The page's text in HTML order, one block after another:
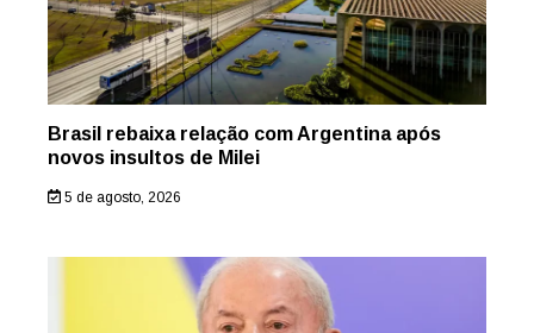
Brasil rebaixa relação com Argentina após
novos insultos de Milei
5 de agosto, 2026